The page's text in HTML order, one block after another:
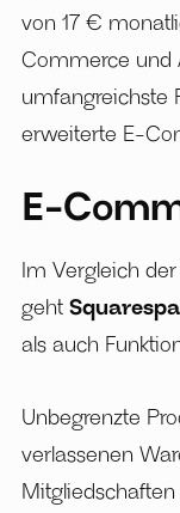
von 17 €
Commerce und
umfangreichste
erweiterte E-
E-
Im Vergleich
geht
als auch
Unbegrenzte
verlassenen